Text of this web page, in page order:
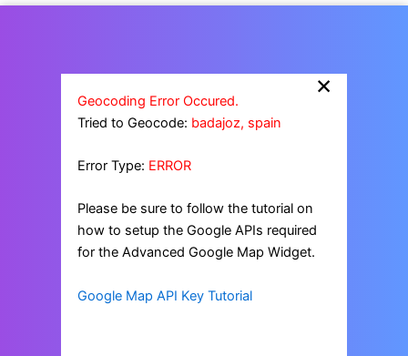
×
Geocoding Error Occured.
Tried to Geocode: badajoz, spain
Error Type: ERROR
Please be sure to follow the tutorial on
how to setup the Google APIs required
for the Advanced Google Map Widget.
Google Map API Key Tutorial